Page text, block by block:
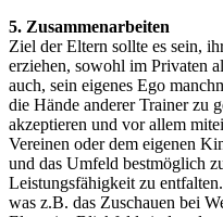
5. Zusammenarbeiten
Ziel der Eltern sollte es sein,
erziehen, sowohl im Privaten
auch, sein eigenes Ego
die Hände anderer Trainer zu
akzeptieren und vor allem
Vereinen oder dem eigenen
und das Umfeld bestmöglich
Leistungsfähigkeit zu
was z.B. das Zuschauen bei